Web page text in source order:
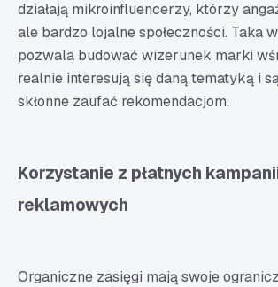
działają mikroinfluencerzy, którzy
ale bardzo lojalne społeczności. Taka
pozwala budować wizerunek marki
realnie interesują się daną tematyką i
skłonne zaufać rekomendacjom.
Korzystanie z płatnych
reklamowych
Organiczne zasięgi mają swoje